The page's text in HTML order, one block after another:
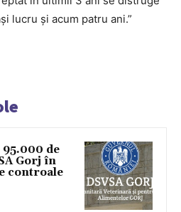
lucru și acum patru ani.”
95.000 de
Gorj în
controale